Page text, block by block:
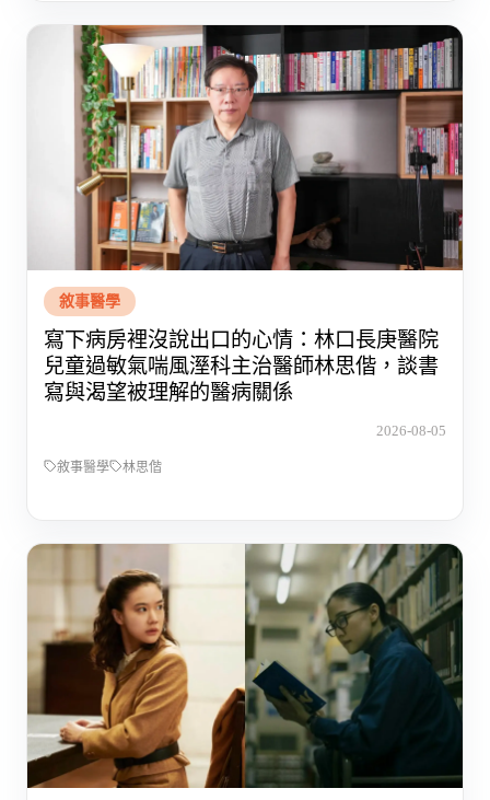
敘事醫學
寫下病房裡沒說出口的心情：林口長庚醫院
兒童過敏氣喘風溼科主治醫師林思偕，談書
寫與渴望被理解的醫病關係
2026-08-05
敘事醫學 林思偕